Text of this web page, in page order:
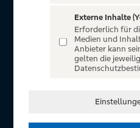
für alle Kunden der
unserem einzigartigen Portal
atemberaubende Konzerte,
Fußball-Bundesliga sowie die
In Zusammenarbeit
Externe Inhalte
Erforderlich für
Medien und
Anbieter kann
gelten die